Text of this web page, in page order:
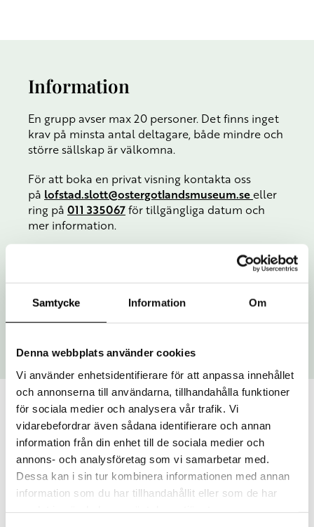
Samtycke Information Om
Denna webbplats använder cookies
Vi använder enhetsidentifierare för att anpassa innehållet
och annonserna till användarna, tillhandahålla funktioner
för sociala medier och analysera vår trafik. Vi
vidarebefordrar även sådana identifierare och annan
information från din enhet till de sociala medier och
annons- och analysföretag som vi samarbetar med.
Dessa kan i sin tur kombinera informationen med annan
information som du har tillhandahållit eller som de har
Information
En grupp avser max 20 personer. Det finns inget
krav på minsta antal deltagare, både mindre och
större sällskap är välkomna.
För att boka en privat visning kontakta oss
på lofstad.slott@ostergotlandsmuseum.se eller
ring på 011 335067för tillgängliga datum och
mer information.
Pris:5000 kr/grupp
Rekommenderas att boka oktober-mars när det
Kring Löfstad slott finns det många spökhistorier
och spännande berättelser. Vi börjar i källaren och
avslutar i (spök-)rum nummer 13.